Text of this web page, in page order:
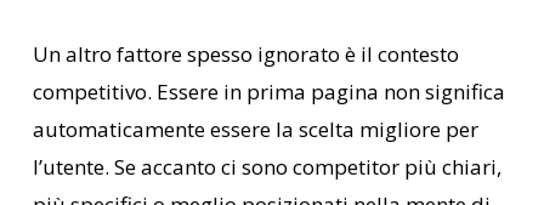
Un altro fattore spesso ignorato è il contesto
competitivo. Essere in prima pagina non significa
automaticamente essere la scelta migliore per
l’utente. Se accanto ci sono competitor più chiari,